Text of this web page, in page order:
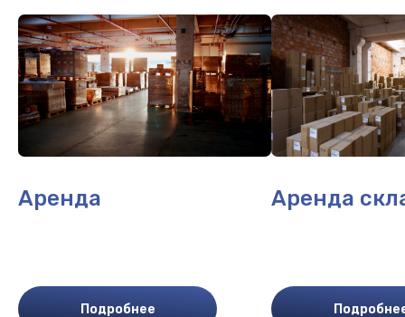
Аренда
Подробнее
Аренда